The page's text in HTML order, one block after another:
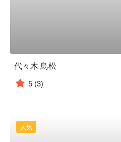
代々木 鳥松
5 (3)
人気